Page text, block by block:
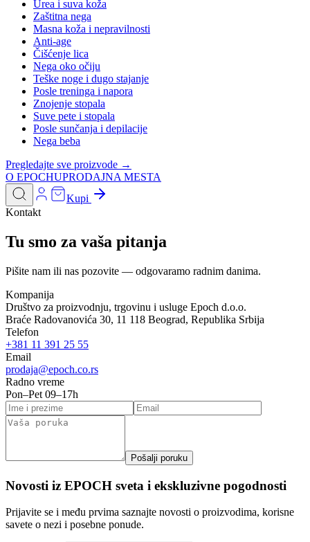
Urea i suva koža
Zaštitna nega
Masna koža i nepravilnosti
Anti-age
Čišćenje lica
Nega oko očiju
Teške noge i dugo stajanje
Posle treninga i napora
Znojenje stopala
Suve pete i stopala
Posle sunčanja i depilacije
Nega beba
Pregledajte sve proizvode →
O EPOCHUPRODAJNA MESTA
Kupi
Kontakt
Tu smo za vaša pitanja
Pišite nam ili nas pozovite — odgovaramo radnim danima.
Kompanija
Društvo za proizvodnju, trgovinu i usluge Epoch d.o.o.
Braće Radovanovića 30, 11 118 Beograd, Republika Srbija
Telefon
+381 11 391 25 55
Email
prodaja@epoch.co.rs
Radno vreme
Pon–Pet 09–17h
Pošalji poruku
Novosti iz EPOCH sveta i ekskluzivne pogodnosti
Prijavite se i među prvima saznajte novosti o proizvodima, korisne
savete o nezi i posebne ponude.